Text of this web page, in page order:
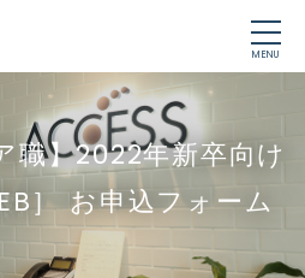
MENU
職】2022年新卒向け
］ お申込フォーム